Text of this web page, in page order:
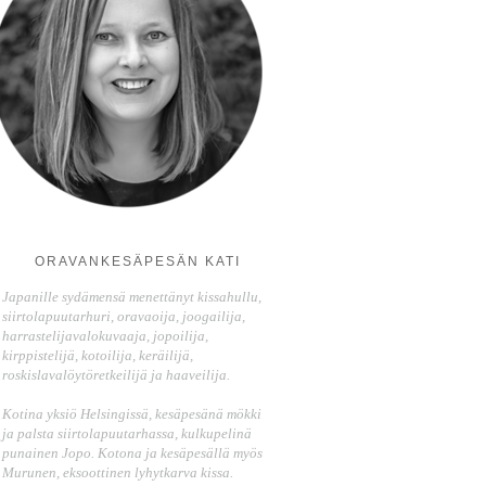
ORAVANKESÄPESÄN KATI
Japanille sydämensä menettänyt kissahullu,
siirtolapuutarhuri, oravaoija, joogailija,
harrastelijavalokuvaaja, jopoilija,
kirppistelijä, kotoilija, keräilijä,
roskislavalöytöretkeilijä ja haaveilija.
Kotina yksiö Helsingissä, kesäpesänä mökki
ja palsta siirtolapuutarhassa, kulkupelinä
punainen Jopo. Kotona ja kesäpesällä myös
Murunen, eksoottinen lyhytkarva kissa.